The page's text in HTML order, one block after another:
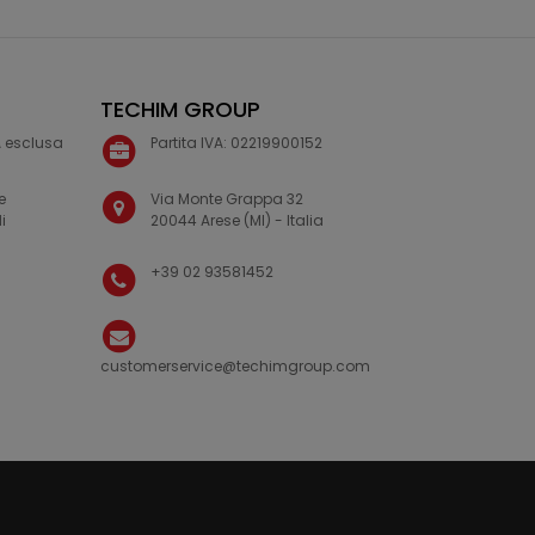
esclusa
TECHIM GROUP
Partita IVA: 02219900152
Via Monte Grappa 32
20044 Arese (MI) - Italia
+39 02 93581452
customerservice@techimgroup.com